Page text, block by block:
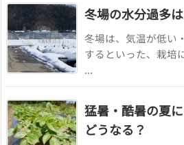
冬場の水分過多
冬場は、気温が低い
するといった、栽培
...
猛暑・酷暑の夏
どうなる？